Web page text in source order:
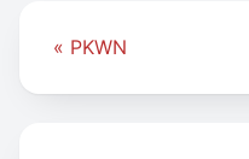
Nawigacja
« PKWN